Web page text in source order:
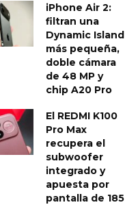
iPhone Air 2:
filtran una
Dynamic Island
más pequeña,
doble cámara
de 48 MP y
chip A20 Pro
El REDMI K100
Pro Max
recupera el
subwoofer
integrado y
apuesta por
pantalla de 185